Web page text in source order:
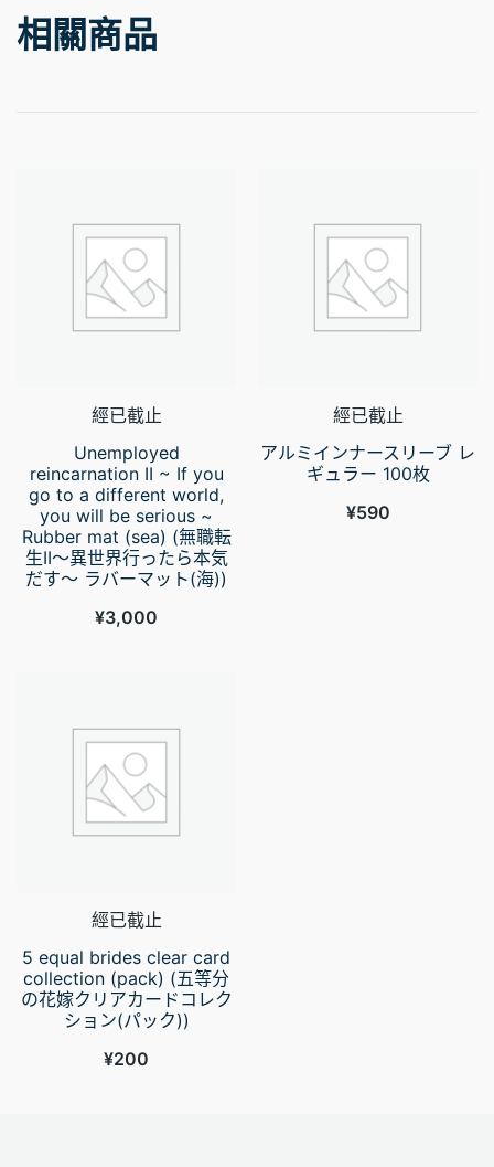
相關商品
經已截止
Unemployed
reincarnation II ~ If you
go to a different world,
you will be serious ~
Rubber mat (sea) (無職転
生II～異世界行ったら本気
だす～ ラバーマット(海))
¥3,000
經已截止
アルミインナースリーブ レ
ギュラー 100枚
¥590
經已截止
5 equal brides clear card
collection (pack) (五等分
の花嫁クリアカードコレク
ション(パック))
¥200